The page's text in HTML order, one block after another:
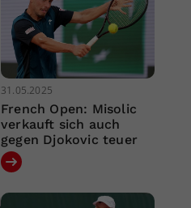
31.05.2025
French Open: Misolic
verkauft sich auch
gegen Djokovic teuer